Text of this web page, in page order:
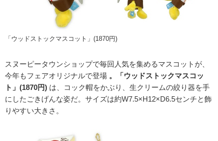
「ウッドストックマスコット」(1870円)
スヌーピータウンショップで毎回人気を集めるマスコットが、
今年もフェアオリジナルで登場 。「ウッドストックマスコッ
ト」(1870円) は、コック帽をかぶり、生クリームの絞り器を手
にしたごきげんな姿だ。サイズは約W7.5×H12×D6.5センチと飾
りやすい大きさ。